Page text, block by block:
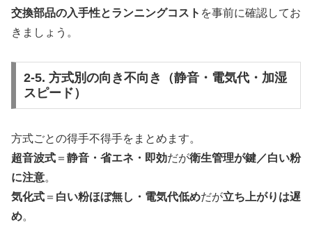
交換部品の入手性とランニングコスト を事前に確認してお
きましょう。
2-5. 方式別の向き不向き（静音・電気代・加湿
スピード）
方式ごとの得手不得手をまとめます。
超音波式 ＝ 静音・省エネ・即効だが衛生管理が鍵／白い粉
に注意。
気化式 ＝ 白い粉ほぼ無し・電気代低めだが立ち上がりは遅
め。